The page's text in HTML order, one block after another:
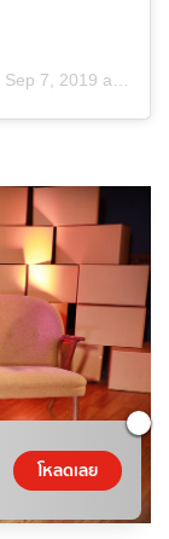
Sep 7, 2019 at 5:50am PDT
โหลดเลย